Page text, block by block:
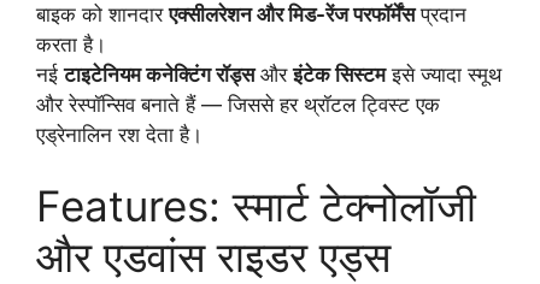
बाइक को शानदारएक्सीलरेशन और मिड-रेंज परफॉर्मेंसप्रदान
करता है।
नईटाइटेनियम कनेक्टिंग रॉड्सऔरइंटेक सिस्टमइसे ज्यादा स्मूथ
और रेस्पॉन्सिव बनाते हैं — जिससे हर थ्रॉटल ट्विस्ट एक
एड्रेनालिन रश देता है।
Features: स्मार्ट टेक्नोलॉजी
और एडवांस राइडर एड्स